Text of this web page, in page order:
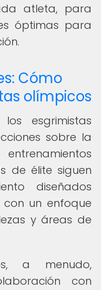
atleta, para
óptimas para
Cómo
olímpicos
esgrimistas
sobre la
de élite siguen
diseñados
un enfoque
y áreas de
a menudo,
con